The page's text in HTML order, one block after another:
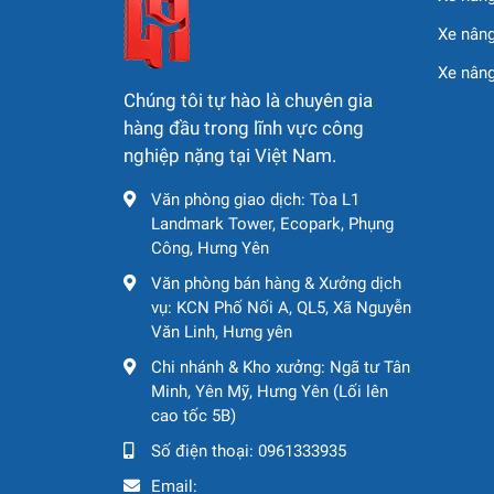
4. Ứng dụng của
Cẩu bánh xích XCMG XGC75 với
Thi công công trình xây dựng dân dụng
Lắp đặt kết cấu thép, thiết bị cơ khí.
Chúng tôi tự hào là chuyên gia
hàng đầu trong lĩnh vực công
nghiệp nặng tại Việt Nam.
Văn phòng giao dịch: Tòa L1
Landmark Tower, Ecopark, Phụng
Công, Hưng Yên
Văn phòng bán hàng & Xưởng dịch
vụ: KCN Phố Nối A, QL5, Xã Nguyễn
Văn Linh, Hưng yên
Chi nhánh & Kho xưởng: Ngã tư Tân
Minh, Yên Mỹ, Hưng Yên (Lối lên
cao tốc 5B)
Số điện thoại: 0961333935
Email:
Xe
Xe